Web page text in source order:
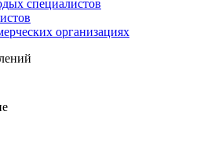
специалистов
организациях